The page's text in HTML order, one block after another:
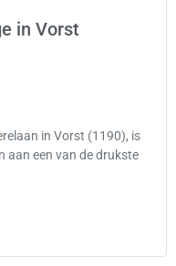
in Vorst
in Vorst (1190), is
aan een van de drukste